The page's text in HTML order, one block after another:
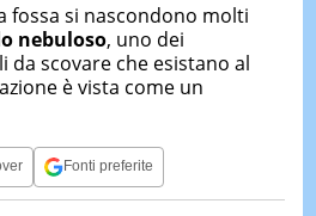
fossa si nascondono molti
nebuloso, uno dei
scovare che esistano al
è vista come un
Fonti preferite